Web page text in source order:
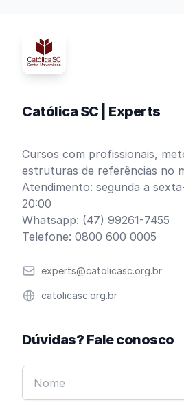
Católica SC | Experts
Cursos com profissionais,
estruturas de referências no
Atendimento: segunda a
20:00
Whatsapp: (47) 99261-7455
Telefone: 0800 600 0005
Emailexperts@catolicasc.org.br
Websitecatolicasc.org.br
Dúvidas? Fale conosco